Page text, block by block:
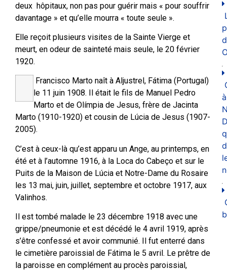
deux hôpitaux, non pas pour guérir mais « pour souffrir
davantage » et qu’elle mourra « toute seule ».
Elle reçoit plusieurs visites de la Sainte Vierge et
meurt, en odeur de sainteté mais seule, le 20 février
1920.
Francisco Marto naît à Aljustrel, Fátima (Portugal)
le 11 juin 1908. Il était le fils de Manuel Pedro
Marto et de Olímpia de Jesus, frère de Jacinta
Marto (1910-1920) et cousin de Lúcia de Jesus (1907-
2005).
C’est à ceux-là qu’est apparu un Ange, au printemps, en
été et à l’automne 1916, à la Loca do Cabeço et sur le
Puits de la Maison de Lúcia et Notre-Dame du Rosaire
les 13 mai, juin, juillet, septembre et octobre 1917, aux
Valinhos.
Il est tombé malade le 23 décembre 1918 avec une
grippe/pneumonie et est décédé le 4 avril 1919, après
s’être confessé et avoir communié. Il fut enterré dans
le cimetière paroissial de Fátima le 5 avril. Le prêtre de
la paroisse en complément au procès paroissial,
à